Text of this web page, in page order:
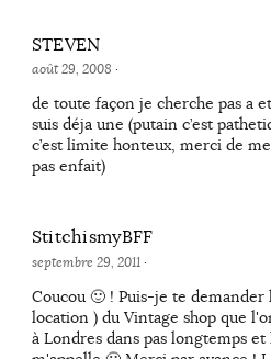
STEVEN
août 29, 2008 ·
de toute façon je cherche pas a
suis déja une (putain c’est
c’est limite honteux, merci de
pas enfait)
StitchismyBFF
septembre 29, 2011·
Coucou 🙂 ! Puis-je te demander
location ) du Vintage shop que
à Londres dans pas longtemps